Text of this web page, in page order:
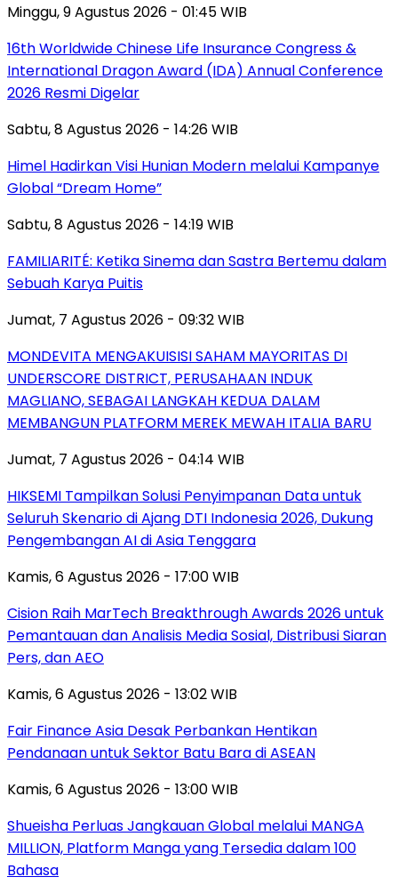
Minggu, 9 Agustus 2026 - 01:45 WIB
16th Worldwide Chinese Life Insurance Congress &
International Dragon Award (IDA) Annual Conference
2026 Resmi Digelar
Sabtu, 8 Agustus 2026 - 14:26 WIB
Himel Hadirkan Visi Hunian Modern melalui Kampanye
Global “Dream Home”
Sabtu, 8 Agustus 2026 - 14:19 WIB
FAMILIARITÉ: Ketika Sinema dan Sastra Bertemu dalam
Sebuah Karya Puitis
Jumat, 7 Agustus 2026 - 09:32 WIB
MONDEVITA MENGAKUISISI SAHAM MAYORITAS DI
UNDERSCORE DISTRICT, PERUSAHAAN INDUK
MAGLIANO, SEBAGAI LANGKAH KEDUA DALAM
MEMBANGUN PLATFORM MEREK MEWAH ITALIA BARU
Jumat, 7 Agustus 2026 - 04:14 WIB
HIKSEMI Tampilkan Solusi Penyimpanan Data untuk
Seluruh Skenario di Ajang DTI Indonesia 2026, Dukung
Pengembangan AI di Asia Tenggara
Kamis, 6 Agustus 2026 - 17:00 WIB
Cision Raih MarTech Breakthrough Awards 2026 untuk
Pemantauan dan Analisis Media Sosial, Distribusi Siaran
Pers, dan AEO
Kamis, 6 Agustus 2026 - 13:02 WIB
Fair Finance Asia Desak Perbankan Hentikan
Pendanaan untuk Sektor Batu Bara di ASEAN
Kamis, 6 Agustus 2026 - 13:00 WIB
Shueisha Perluas Jangkauan Global melalui MANGA
MILLION, Platform Manga yang Tersedia dalam 100
Bahasa